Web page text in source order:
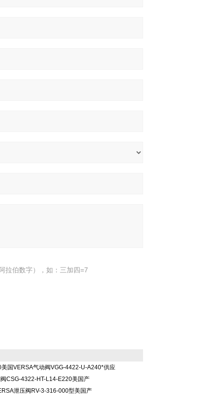
拉伯数字），如：三加四=7
国VERSA气动阀VGG-4422-U-A240*供应
CSG-4322-HT-L14-E220美国产
泄压阀RV-3-316-000型美国产